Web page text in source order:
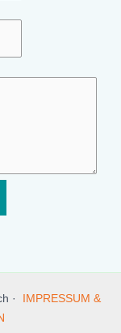
·
IMPRESSUM &